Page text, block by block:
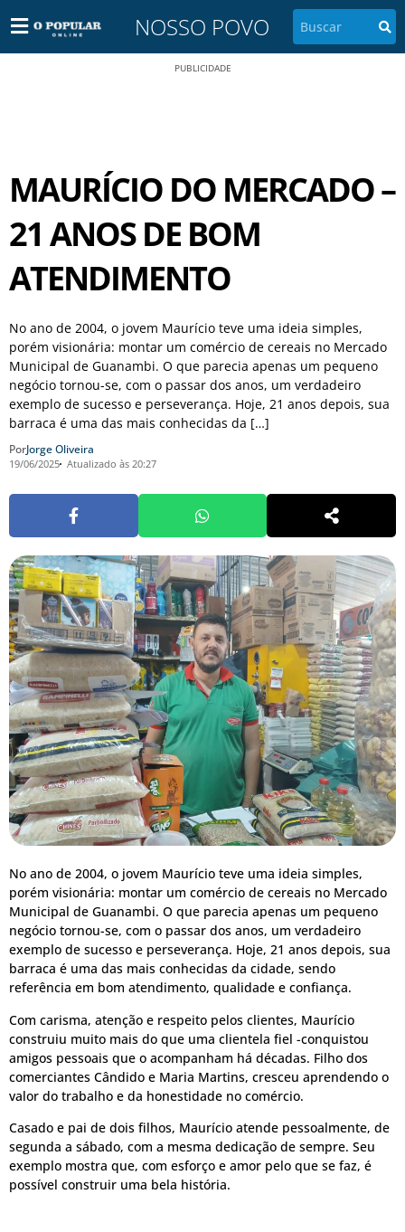
NOSSO POVO
PUBLICIDADE
MAURÍCIO DO MERCADO –
21 ANOS DE BOM
ATENDIMENTO
No ano de 2004, o jovem Maurício teve uma ideia simples,
porém visionária: montar um comércio de cereais no Mercado
Municipal de Guanambi. O que parecia apenas um pequeno
negócio tornou-se, com o passar dos anos, um verdadeiro
exemplo de sucesso e perseverança. Hoje, 21 anos depois, sua
barraca é uma das mais conhecidas da […]
PorJorge Oliveira
19/06/2025 Atualizado às 20:27
No ano de 2004, o jovem Maurício teve uma ideia simples,
porém visionária: montar um comércio de cereais no Mercado
Municipal de Guanambi. O que parecia apenas um pequeno
negócio tornou-se, com o passar dos anos, um verdadeiro
exemplo de sucesso e perseverança. Hoje, 21 anos depois, sua
barraca é uma das mais conhecidas da cidade, sendo
referência em bom atendimento, qualidade e confiança.
Com carisma, atenção e respeito pelos clientes, Maurício
construiu muito mais do que uma clientela fiel -conquistou
amigos pessoais que o acompanham há décadas. Filho dos
comerciantes Cândido e Maria Martins, cresceu aprendendo o
valor do trabalho e da honestidade no comércio.
Casado e pai de dois filhos, Maurício atende pessoalmente, de
segunda a sábado, com a mesma dedicação de sempre. Seu
exemplo mostra que, com esforço e amor pelo que se faz, é
possível construir uma bela história.